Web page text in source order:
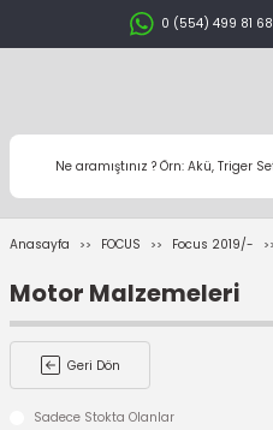
0 (554) 499 81 68
Anasayfa FOCUS Focus 2019/-
Motor Malzemeleri
Geri Dön
Sadece Stokta Olanlar